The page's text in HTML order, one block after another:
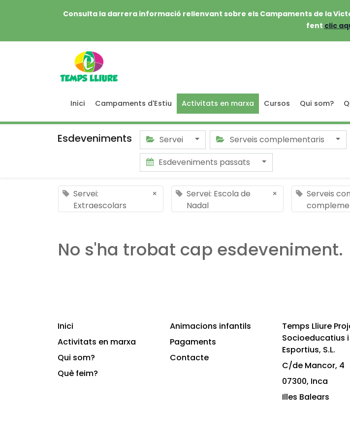
Consulta la darrera informació rellenvant sobre els Campaments de la
fent clic
Inici Campaments d'Estiu Activitats en marxa Cursos Qui som?
Esdeveniments Servei Serveis complementaris
Esdeveniments passats
Servei:
Extraescolars
×
Servei: Escola de
Nadal
×
Serveis
No s'ha trobat cap esdeveniment.
Inici
Activitats en marxa
Qui som?
Què feim?
Animacions infantils
Pagaments
Contacte
Temps Lliure
Socioeducatius i
Esportius, S.L.
C/de Mancor, 4
07300, Inca
Illes Balears